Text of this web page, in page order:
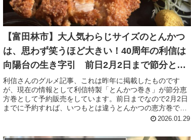
【富田林市】大人気わらじサイズのとんかつ
は、思わず笑うほど大きい！40周年の利信は
向陽台の生き字引 前日2月2日まで節分とん
かつ巻き予約受付中！（2025年2月8日アーカ
イブ）
利信さんのグルメ記事、これは昨年に掲載したものです
が、現在の情報として利信特製「とんかつ巻き」が節分恵
方巻として予約販売をしています。前日までなので2月2日
までに予約すれば、いつもとは違うとんかつの恵方巻で節
2026.01.29